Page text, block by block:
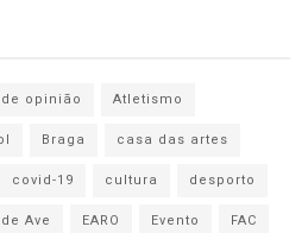
opinião
Atletismo
Braga
casa das artes
covid-19 cultura
desporto
Ave EARO Evento
FAC